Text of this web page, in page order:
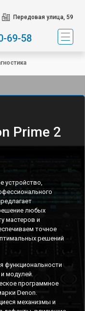
Передовая улица, 59
69-58
Prime 2
устройство,
любых
мастеров и
точное
решений
функциональности
модулей.
программное
Denon.
механизмы и